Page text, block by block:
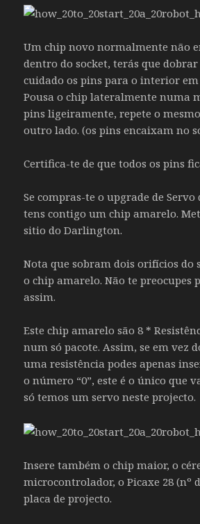
Um chip novo normalmente não
dentro do socket, terás que
cuidado os pins para o interior em
Pousa o chip lateralmente numa
pins ligeiramente, repete o
outro lado. (os pins encaixam no
Certifica-te de que todos os pins
Se compras-te o upgrade de Servo
tens contigo um chip amarelo.
sitio do Darlington.
Nota que sobram dois orifícios do
o chip amarelo. Não te preocupes
assim.
Este chip amarelo são 8 *
num só pacote. Assim, se em vez
uma resistência podes apenas
o número “0”, este é o único que
só temos um servo neste projecto.
Insere também o chip maior, o
microcontrolador, o Picaxe 28 (nº
placa de projecto.